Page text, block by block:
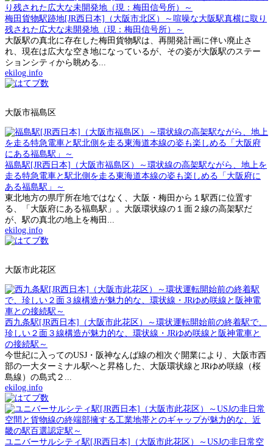
梅田貨物駅跡地[JR西日本]（大阪市北区）～喧噪な大阪駅真横に取り
残された広大な未開発地（現：梅田信号所）～
大阪駅の真北に存在した梅田貨物駅は、再開発計画に伴い廃止さ
れ、現在は広大な空き地になっているが、その姿が大阪駅のステー
ションシティから眺める...
ekilog.info
大阪市福島区
福島駅[JR西日本]（大阪市福島区）～環状線の高架駅ながら、地上を
走る特急電車と駅北側を走る東海道本線の姿も楽しめる「大阪府に
ある福島駅」～
東北地方の県庁所在地ではなく、大阪・梅田から１駅西に位置す
る、「大阪府にある福島駅」。大阪環状線の１面２線の高架駅だ
が、駅の真北の地上を梅田...
ekilog.info
大阪市此花区
西九条駅[JR西日本]（大阪市此花区）～環状運転開始前の終着駅で、
珍しい２面３線構造が魅力的な、環状線・JRゆめ咲線と阪神電車と
の接続駅～
今世紀に入ってのUSJ・阪神なんば線の相次ぐ開業により、大阪市西
部の一大ターミナル駅へと昇格した、大阪環状線とJRゆめ咲線（桜
島線）の島式２...
ekilog.info
ユニバーサルシティ駅[JR西日本]（大阪市此花区）～USJの非日常空